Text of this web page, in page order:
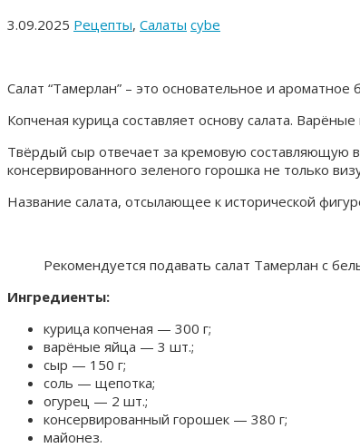
3.09.2025 Рецепты, Салаты cybe
Салат “Тамерлан” – это основательное и
Копченая курица составляет основу салата.
Твёрдый сыр отвечает за кремовую составляющую
консервированного зеленого горошка не только
Название салата, отсылающее к исторической
Рекомендуется подавать салат Тамерлан с
Ингредиенты:
курица копченая — 300 г;
варёные яйца — 3 шт.;
сыр — 150 г;
соль — щепотка;
огурец — 2 шт.;
консервированный горошек — 380 г;
майонез.